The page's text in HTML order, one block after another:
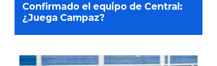
Confirmado el equipo de Central:
¿Juega Campaz?